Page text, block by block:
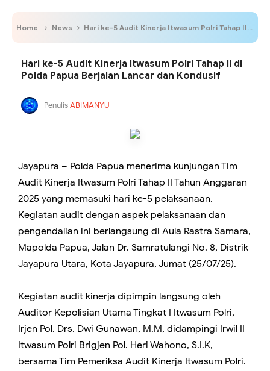
Home News Hari ke-5 Audit Kinerja Itwasum Polri Tahap II di Polda Papua Berjalan Lancar dan Kondusif
Hari ke-5 Audit Kinerja Itwasum Polri Tahap II di
Polda Papua Berjalan Lancar dan Kondusif
PenulisABIMANYU
Jayapura – Polda Papua menerima kunjungan Tim
Audit Kinerja Itwasum Polri Tahap II Tahun Anggaran
2025 yang memasuki hari ke-5 pelaksanaan.
Kegiatan audit dengan aspek pelaksanaan dan
pengendalian ini berlangsung di Aula Rastra Samara,
Mapolda Papua, Jalan Dr. Samratulangi No. 8, Distrik
Jayapura Utara, Kota Jayapura, Jumat (25/07/25).
Kegiatan audit kinerja dipimpin langsung oleh
Auditor Kepolisian Utama Tingkat I Itwasum Polri,
Irjen Pol. Drs. Dwi Gunawan, M.M, didampingi Irwil II
Itwasum Polri Brigjen Pol. Heri Wahono, S.I.K,
bersama Tim Pemeriksa Audit Kinerja Itwasum Polri.